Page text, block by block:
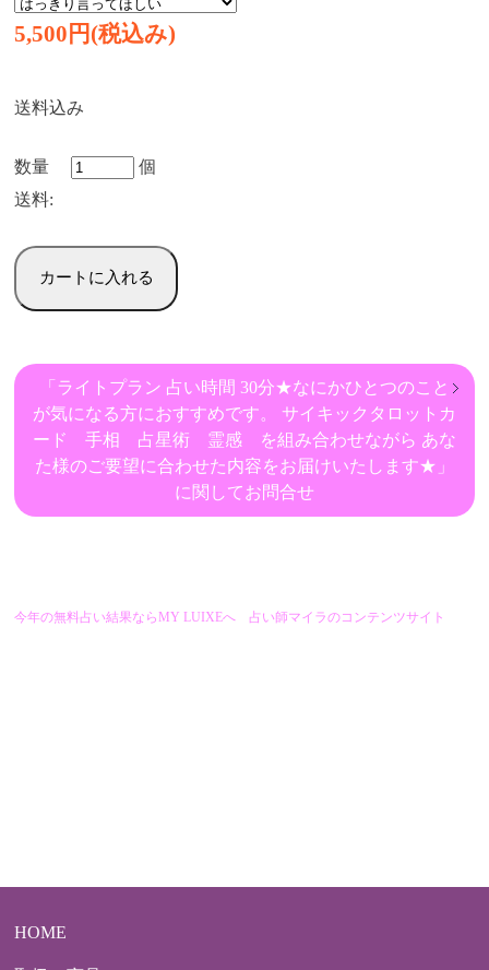
5,500円(税込み)
送料込み
数量
個
送料:
「ライトプラン 占い時間 30分★​​なにかひとつのこと
が気になる方におすすめです。​ ​​サイキックタロットカ
ード 手相 占星術 霊感 を組み合わせながら​ ​​あな
た様のご要望に合わせた内容をお届けいたします★」
に関してお問合せ
今年の無料占い結果ならMY LUIXEへ 占い師マイラのコンテンツサイト
HOME